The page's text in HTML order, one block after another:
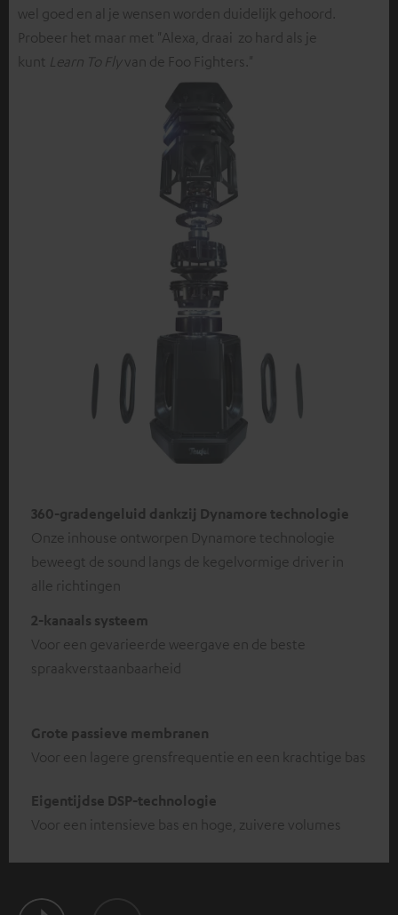
wel goed en al je wensen worden duidelijk gehoord.
Probeer het maar met "Alexa, draai zo hard als je
kunt Learn To Fly van de Foo Fighters."
360-gradengeluid dankzij Dynamore technologie
Onze inhouse ontworpen Dynamore technologie
beweegt de sound langs de kegelvormige driver in
alle richtingen
2-kanaals systeem
Voor een gevarieerde weergave en de beste
spraakverstaanbaarheid
Grote passieve membranen
Voor een lagere grensfrequentie en een krachtige bas
Eigentijdse DSP-technologie
Voor een intensieve bas en hoge, zuivere volumes